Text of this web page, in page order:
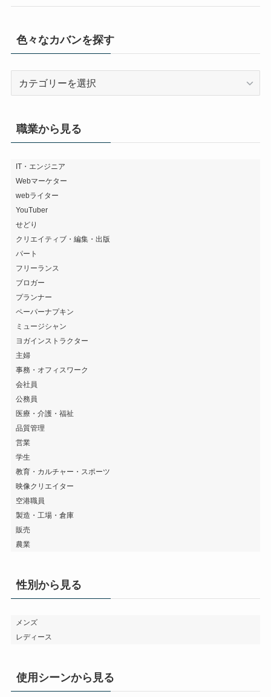
色々なカバンを探す
色々
バ
ン
探
す
職業から見る
IT・エンジニア
Webマーケター
webライター
YouTuber
せどり
クリエイティブ・編集・出版
パート
フリーランス
ブロガー
プランナー
ペーパーナプキン
ミュージシャン
ヨガインストラクター
主婦
事務・オフィスワーク
会社員
公務員
医療・介護・福祉
品質管理
営業
学生
教育・カルチャー・スポーツ
映像クリエイター
空港職員
製造・工場・倉庫
販売
農業
性別から見る
メンズ
レディース
使用シーンから見る